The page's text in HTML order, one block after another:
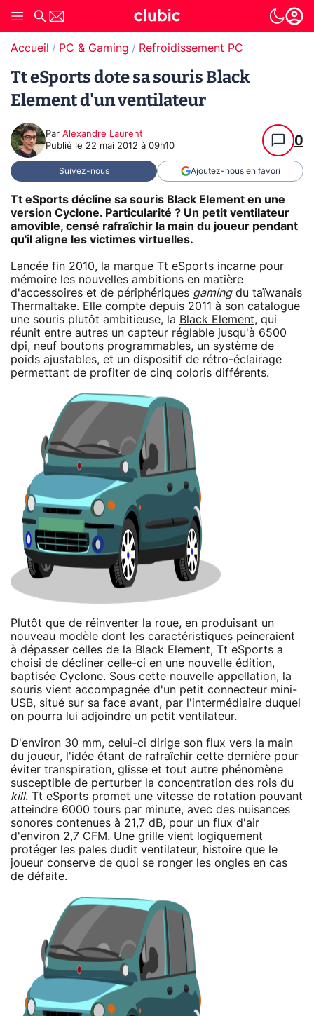
Accueil PC & Gaming Refroidissement PC
Tt eSports dote sa souris Black
Element d'un ventilateur
Par Alexandre Laurent
Publié le 22 mai 2012 à 09h10 0
Suivez-nous Ajoutez-nous en favori
Tt eSports décline sa souris Black Element en une
version Cyclone. Particularité ? Un petit ventilateur
amovible, censé rafraîchir la main du joueur pendant
qu'il aligne les victimes virtuelles.
Lancée fin 2010, la marque Tt eSports incarne pour
mémoire les nouvelles ambitions en matière
d'accessoires et de périphériques gamingdu taïwanais
Thermaltake. Elle compte depuis 2011 à son catalogue
une souris plutôt ambitieuse, la Black Element, qui
réunit entre autres un capteur réglable jusqu'à 6500
dpi, neuf boutons programmables, un système de
poids ajustables, et un dispositif de rétro-éclairage
permettant de profiter de cinq coloris différents.
Plutôt que de réinventer la roue, en produisant un
nouveau modèle dont les caractéristiques peineraient
à dépasser celles de la Black Element, Tt eSports a
choisi de décliner celle-ci en une nouvelle édition,
baptisée Cyclone. Sous cette nouvelle appellation, la
souris vient accompagnée d'un petit connecteur mini-
USB, situé sur sa face avant, par l'intermédiaire duquel
on pourra lui adjoindre un petit ventilateur.
D'environ 30 mm, celui-ci dirige son flux vers la main
du joueur, l'idée étant de rafraîchir cette dernière pour
éviter transpiration, glisse et tout autre phénomène
susceptible de perturber la concentration des rois du
kill. Tt eSports promet une vitesse de rotation pouvant
atteindre 6000 tours par minute, avec des nuisances
sonores contenues à 21,7 dB, pour un flux d'air
d'environ 2,7 CFM. Une grille vient logiquement
protéger les pales dudit ventilateur, histoire que le
joueur conserve de quoi se ronger les ongles en cas
de défaite.